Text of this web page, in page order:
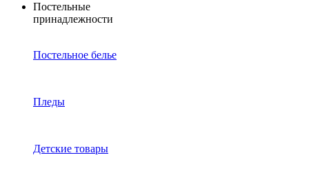
Постельные
принадлежности
Постельное белье
Пледы
Детские товары